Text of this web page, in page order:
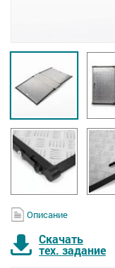
Описание
Скачать
тех. задание